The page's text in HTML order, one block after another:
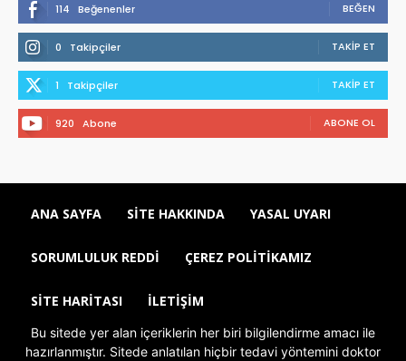
114 Beğenenler BEĞEN
0 Takipçiler TAKIP ET
1 Takipçiler TAKIP ET
920 Abone ABONE OL
ANA SAYFA SITE HAKKINDA YASAL UYARI
SORUMLULUK REDDI ÇEREZ POLITIKAMIZ
SITE HARITASI İLETIŞIM
Bu sitede yer alan içeriklerin her biri bilgilendirme amacı ile
hazırlanmıştır. Sitede anlatılan hiçbir tedavi yöntemini doktor